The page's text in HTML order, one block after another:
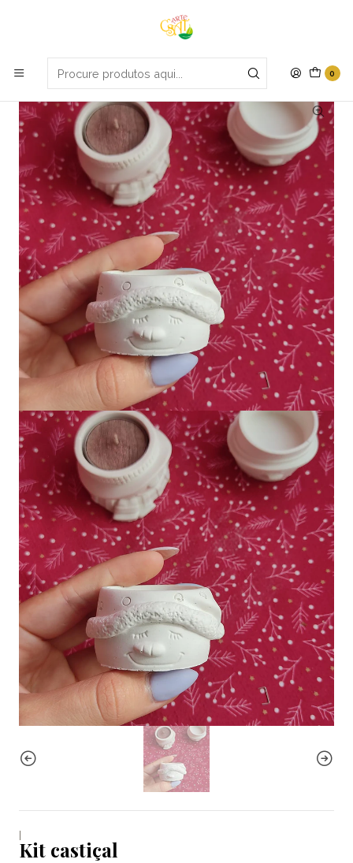
0
Portes grátis em compras apartir de 70€
|
Kit castiçal